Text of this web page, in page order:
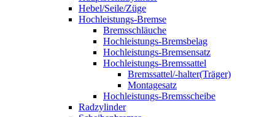
Hebel/Seile/Züge
Hochleistungs-Bremse
Bremsschläuche
Hochleistungs-Bremsbelag
Hochleistungs-Bremsensatz
Hochleistungs-Bremssattel
Bremssattel/-halter(Träger)
Montagesatz
Hochleistungs-Bremsscheibe
Radzylinder